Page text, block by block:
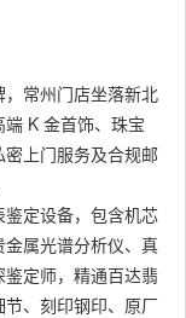
常州门店坐落新北
K 金首饰、珠宝
上门服务及合规邮
定设备，包含机芯
属光谱分析仪、真
定师，精通百达翡
、刻印钢印、原厂